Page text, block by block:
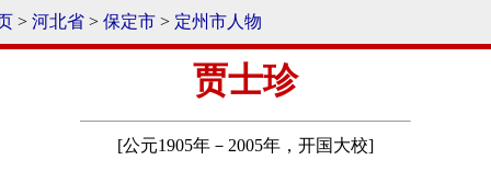
> 河北省 > 保定市 > 定州市人物
贾士珍
[公元1905年－2005年，开国大校]